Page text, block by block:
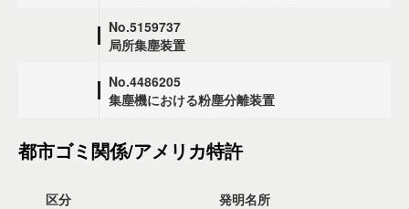
No.5159737
局所集塵装置
No.4486205
集塵機における粉塵分離装置
都市ゴミ関係/アメリカ特許
区分 発明名所